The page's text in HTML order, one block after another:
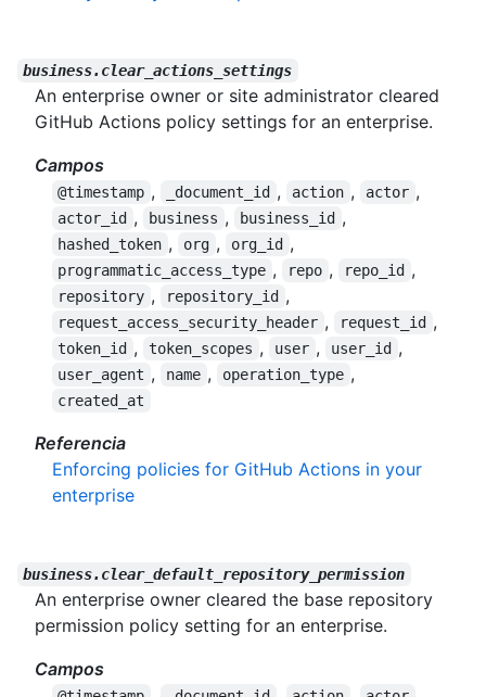
business.clear_actions_settings
An enterprise owner or site administrator cleared
GitHub Actions policy settings for an enterprise.
Campos
@timestamp , _document_id , action , actor ,
actor_id , business , business_id ,
hashed_token , org , org_id ,
programmatic_access_type , repo , repo_id ,
repository , repository_id ,
request_access_security_header , request_id ,
token_id , token_scopes , user , user_id ,
user_agent , name , operation_type ,
created_at
Referencia
Enforcing policies for GitHub Actions in your
enterprise
business.clear_default_repository_permission
An enterprise owner cleared the base repository
permission policy setting for an enterprise.
Campos